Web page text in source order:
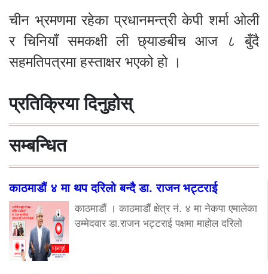
चीन भ्रमणमा रहेका प्रधानमन्त्री केपी शर्मा ओली
र चिनियाँ समकक्षी ली छ्याङबीच आज ८ बुँदै
सहमतिपत्रमा हस्ताक्षर भएको हो ।
प्रतिक्रिया दिनुहोस्
सम्बन्धित
काठमाडौं ४ मा थप दरिलो बन्दै डा. राजन भट्टराई
काठमाडौं । काठमाडौं क्षेत्र नं. ४ मा नेकपा एमालेका
उम्मेदवार डा.राजन भट्टराई पक्षमा माहोल दरिलो